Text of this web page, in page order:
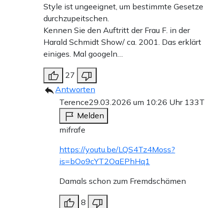
Style ist ungeeignet, um bestimmte Gesetze
durchzupeitschen.
Kennen Sie den Auftritt der Frau F. in der
Harald Schmidt Show/ ca. 2001. Das erklärt
einiges. Mal googeln…
27
Antworten
Terence29.03.2026 um 10:26 Uhr 133T
Melden
mifrafe
https://youtu.be/LQS4Tz4Moss?
is=bOo9cYT2OaEPhHq1
Damals schon zum Fremdschämen
8